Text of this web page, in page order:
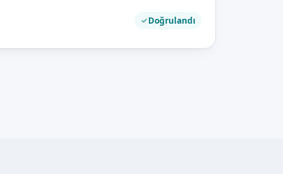
Doğrulandı